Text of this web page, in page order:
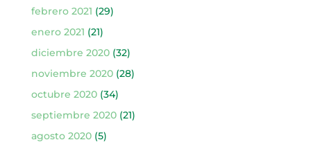
febrero 2021 (29)
enero 2021 (21)
diciembre 2020(32)
noviembre 2020(28)
octubre 2020(34)
septiembre 2020(21)
agosto 2020(5)